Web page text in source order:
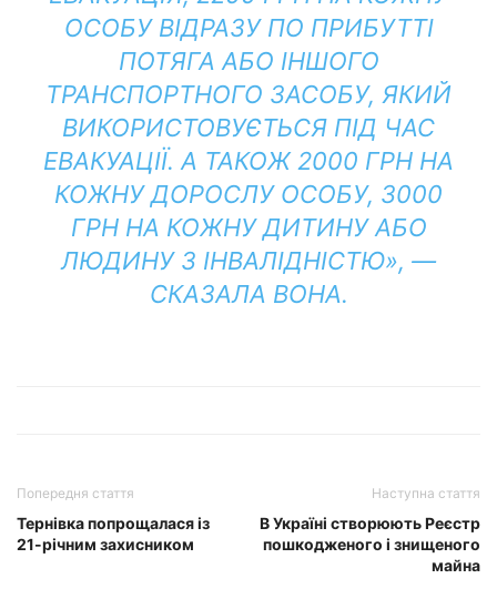
ОСОБУ ВІДРАЗУ ПО ПРИБУТТІ
ПОТЯГА АБО ІНШОГО
ТРАНСПОРТНОГО ЗАСОБУ, ЯКИЙ
ВИКОРИСТОВУЄТЬСЯ ПІД ЧАС
ЕВАКУАЦІЇ. А ТАКОЖ 2000 ГРН НА
КОЖНУ ДОРОСЛУ ОСОБУ, 3000
ГРН НА КОЖНУ ДИТИНУ АБО
ЛЮДИНУ З ІНВАЛІДНІСТЮ», —
СКАЗАЛА ВОНА.
Попередня стаття
Тернівка попрощалася із
21-річним захисником
Наступна стаття
В Україні створюють Реєстр
пошкодженого і знищеного
майна